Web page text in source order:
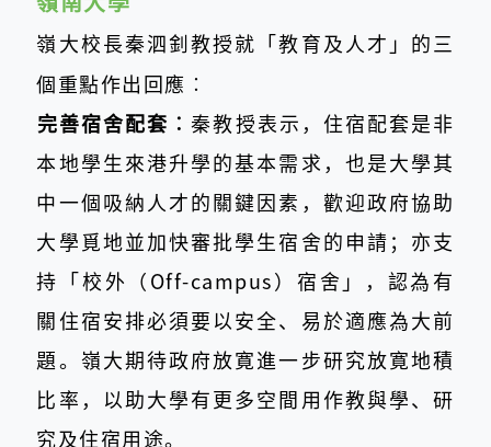
嶺大校長秦泗釗教授就「教育及人才」的三
個重點作出回應︰
完善宿舍配套︰秦教授表示，住宿配套是非
本地學生來港升學的基本需求，也是大學其
中一個吸納人才的關鍵因素，歡迎政府協助
大學覓地並加快審批學生宿舍的申請；亦支
持「校外（Off-campus）宿舍」，認為有
關住宿安排必須要以安全、易於適應為大前
題。嶺大期待政府放寛進一步研究放寛地積
比率，以助大學有更多空間用作教與學、研
究及住宿用途。